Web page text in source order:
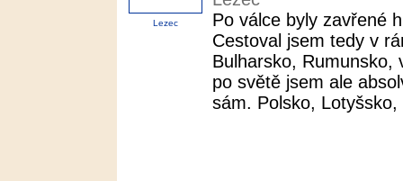
Lezec
Po válce byly zavřené
Cestoval jsem tedy v
Bulharsko, Rumunsko,
po světě jsem ale
sám. Polsko,